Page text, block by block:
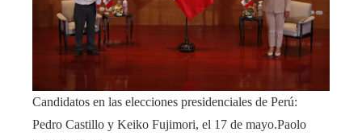
Candidatos en las elecciones presidenciales de Perú:
Pedro Castillo y Keiko Fujimori, el 17 de mayo.Paolo